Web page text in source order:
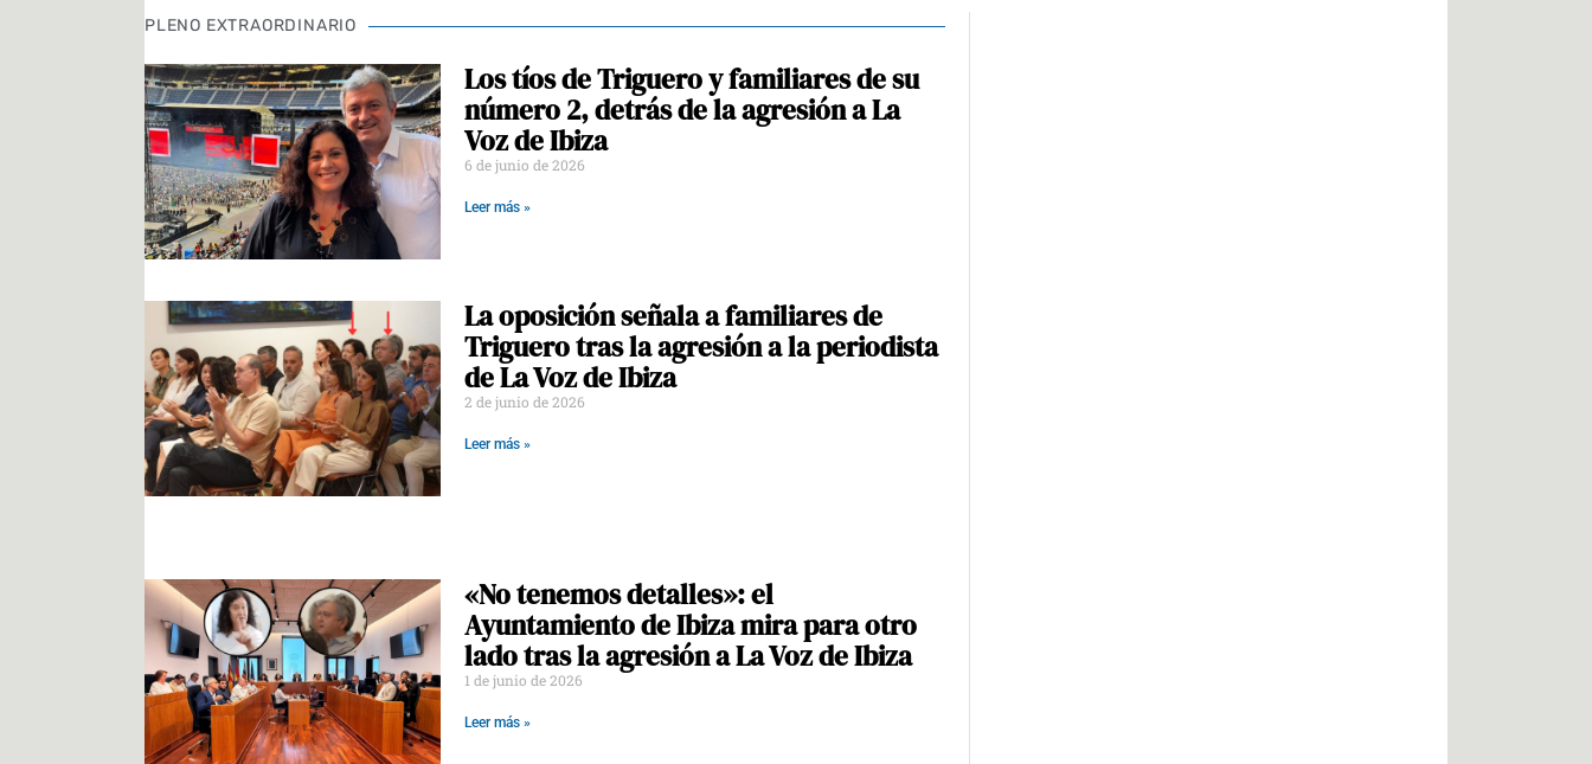
PLENO EXTRAORDINARIO
Los tíos de Triguero y familiares de su
número 2, detrás de la agresión a La
Voz de Ibiza
6 de junio de 2026
Leer más »
La oposición señala a familiares de
Triguero tras la agresión a la periodista
de La Voz de Ibiza
2 de junio de 2026
Leer más »
«No tenemos detalles»: el
Ayuntamiento de Ibiza mira para otro
lado tras la agresión a La Voz de Ibiza
1 de junio de 2026
Leer más »